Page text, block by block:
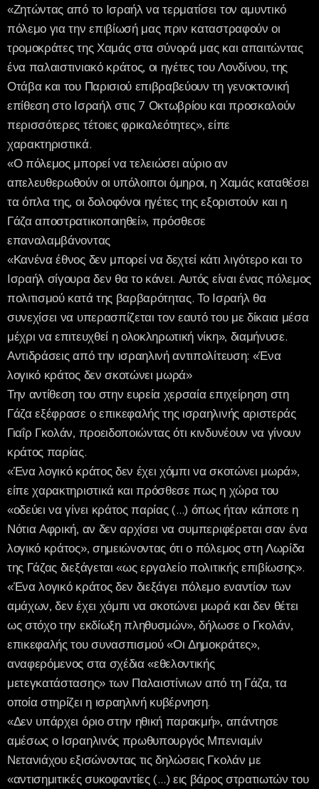
«Ζητώντας από το Ισραήλ να τερματίσει τον αμυντικό
πόλεμο για την επιβίωσή μας πριν καταστραφούν οι
τρομοκράτες της Χαμάς στα σύνορά μας και απαιτώντας
ένα παλαιστινιακό κράτος, οι ηγέτες του Λονδίνου, της
Οτάβα και του Παρισιού επιβραβεύουν τη γενοκτονική
επίθεση στο Ισραήλ στις 7 Οκτωβρίου και προσκαλούν
περισσότερες τέτοιες φρικαλεότητες», είπε
χαρακτηριστικά.
«Ο πόλεμος μπορεί να τελειώσει αύριο αν
απελευθερωθούν οι υπόλοιποι όμηροι, η Χαμάς καταθέσει
τα όπλα της, οι δολοφόνοι ηγέτες της εξοριστούν και η
Γάζα αποστρατικοποιηθεί», πρόσθεσε
επαναλαμβάνοντας
«Κανένα έθνος δεν μπορεί να δεχτεί κάτι λιγότερο και το
Ισραήλ σίγουρα δεν θα το κάνει. Αυτός είναι ένας πόλεμος
πολιτισμού κατά της βαρβαρότητας. Το Ισραήλ θα
συνεχίσει να υπερασπίζεται τον εαυτό του με δίκαια μέσα
μέχρι να επιτευχθεί η ολοκληρωτική νίκη», διαμήνυσε.
Αντιδράσεις από την ισραηλινή αντιπολίτευση: «Ένα
λογικό κράτος δεν σκοτώνει μωρά»
Την αντίθεση του στην ευρεία χερσαία επιχείρηση στη
Γάζα εξέφρασε ο επικεφαλής της ισραηλινής αριστεράς
Γιαΐρ Γκολάν, προειδοποιώντας ότι κινδυνέουν να γίνουν
κράτος παρίας.
«Ένα λογικό κράτος δεν έχει χόμπι να σκοτώνει μωρά»,
είπε χαρακτηριστικά και πρόσθεσε πως η χώρα του
«οδεύει να γίνει κράτος παρίας (…) όπως ήταν κάποτε η
Νότια Αφρική, αν δεν αρχίσει να συμπεριφέρεται σαν ένα
λογικό κράτος», σημειώνοντας ότι ο πόλεμος στη Λωρίδα
της Γάζας διεξάγεται «ως εργαλείο πολιτικής επιβίωσης».
«Ένα λογικό κράτος δεν διεξάγει πόλεμο εναντίον των
αμάχων, δεν έχει χόμπι να σκοτώνει μωρά και δεν θέτει
ως στόχο την εκδίωξη πληθυσμών», δήλωσε ο Γκολάν,
επικεφαλής του συνασπισμού «Οι Δημοκράτες»,
αναφερόμενος στα σχέδια «εθελοντικής
μετεγκατάστασης» των Παλαιστίνιων από τη Γάζα, τα
οποία στηρίζει η ισραηλινή κυβέρνηση.
«Δεν υπάρχει όριο στην ηθική παρακμή», απάντησε
αμέσως ο Ισραηλινός πρωθυπουργός Μπενιαμίν
Νετανιάχου εξισώνοντας τις δηλώσεις Γκολάν με
«αντισημιτικές συκοφαντίες (…) εις βάρος στρατιωτών του